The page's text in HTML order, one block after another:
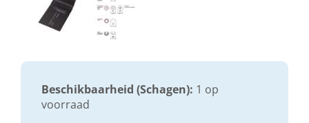
Beschikbaarheid (Schagen): 1 op
voorraad